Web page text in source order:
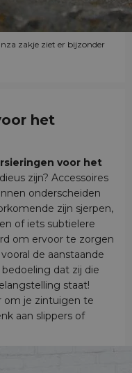
zakje ziet er bijzonder
het
voor het
zijn? Accessoires
onderscheiden
zijn sjerpen,
of iets subtielere
om ervoor te zorgen
de aanstaande
dat zij die
staat!
om je zintuigen te
aan slippers of